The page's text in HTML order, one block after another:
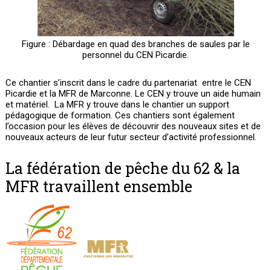
Figure : Débardage en quad des branches de saules par le
personnel du CEN Picardie.
Ce chantier s’inscrit dans le cadre du partenariat entre le CEN
Picardie et la MFR de Marconne. Le CEN y trouve un aide humain
et matériel. La MFR y trouve dans le chantier un support
pédagogique de formation. Ces chantiers sont également
l’occasion pour les élèves de découvrir des nouveaux sites et de
nouveaux acteurs de leur futur secteur d’activité professionnel.
La fédération de pêche du 62 & la
MFR travaillent ensemble